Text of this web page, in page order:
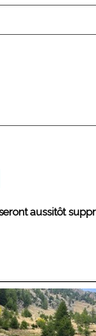
aussitôt